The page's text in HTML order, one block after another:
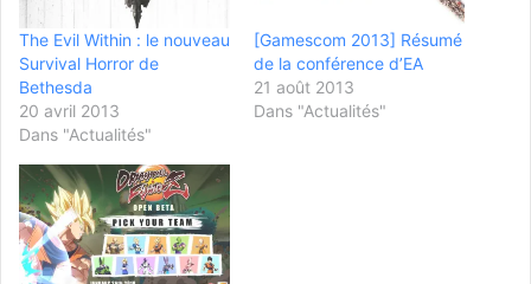
The Evil Within : le nouveau
Survival Horror de
Bethesda
20 avril 2013
Dans "Actualités"
[Gamescom 2013] Résumé
de la conférence d’EA
21 août 2013
Dans "Actualités"